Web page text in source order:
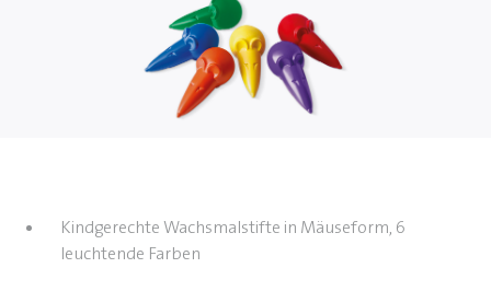
Kindgerechte Wachsmalstifte in Mäuseform, 6
leuchtende Farben